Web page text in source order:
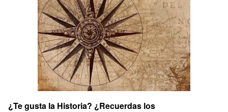
¿Te gusta la Historia? ¿Recuerdas los